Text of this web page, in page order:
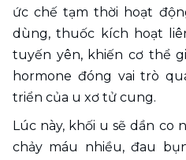
ức chế tạm thời hoạt
dùng, thuốc kích hoạt
tuyến yên, khiến cơ thể
hormone đóng vai trò
triển của u xơ tử cung.
Lúc này, khối u sẽ dần co
chảy máu nhiều, đau